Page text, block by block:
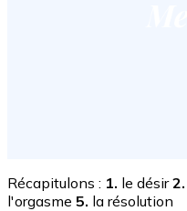
Récapitulons : 1. le désir2.
l'orgasme 5. la résolution